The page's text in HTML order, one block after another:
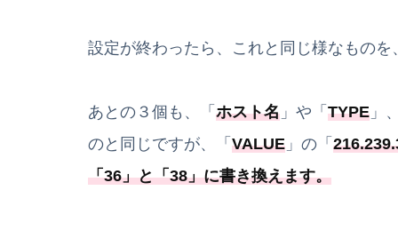
設定が終わったら、これと同じ様なもの
あとの３個も、「 ホスト名 」や「 TYPE 」
のと同じですが、「 VALUE 」の「
「36」と「38」に書き換えます。